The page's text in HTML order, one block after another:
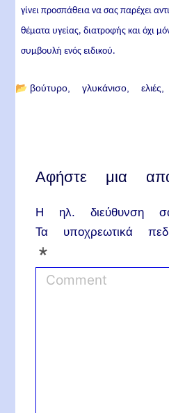
γίνει προσπάθεια να σας παρέχει
θέματα υγείας, διατροφής και όχι
συμβουλή ενός ειδικού.
📂 βούτυρο γλυκάνισο ελιές
Αφήστε μια
Η ηλ. διεύθυνση
Τα υποχρεωτικά
*